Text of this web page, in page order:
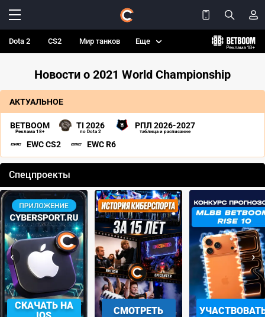
Dota 2 CS2 Мир танков Еще
Новости о 2021 World Championship
АКТУАЛЬНОЕ
BETBOOM
Реклама 18+
TI 2026
по Dota 2
РПЛ 2026-2027
таблица и расписание
EWC CS2 EWC R6
Спецпроекты
СМОТРЕТЬ УЧАСТВОВАТЬ ЗАБРАТЬ
‹ ›